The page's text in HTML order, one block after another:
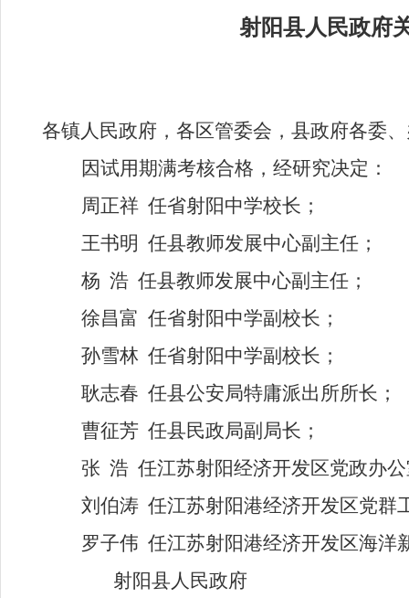
射阳县人民政府
各镇人民政府 ，各区管委会，县政府各委
因试用期满考核合格，经研究决定 ：
周正祥 任省射阳中学校长 ；
王书明 任县教师发展中心副主任 ；
杨 浩 任县教师发展中心副主任 ；
徐昌富 任省射阳中学副校长 ；
孙雪林 任省射阳中学副校长 ；
耿志春 任县公安局特庸派出所所长 ；
曹征芳 任县民政局副局长 ；
张 浩 任江苏射阳经济开发区党政办
刘伯涛 任江苏射阳港经济开发区党群
罗子伟 任江苏射阳港经济开发区海洋
射阳县人民政府